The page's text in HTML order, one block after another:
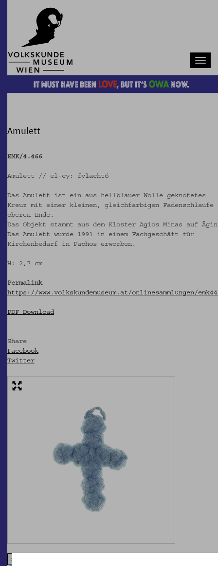
Amulett
EMK/4.466
Amulett // el-cy: fylachtó
Das Amulett ist ein aus hellblauer Wolle geknotetes
Kreuz mit einer kleinen, gleichfarbigen Fadenschlaufe
oberen Ende.
Das Objekt stammt aus dem Kloster Agios Minas auf
Das Amulett wurde 1991 in einem Fachgeschäft für
Kirchenbedarf in Paphos erworben.
H: 2,7 cm
Permalink
https://www.volkskundemuseum.at/onlinesammlungen/
PDF Download
Share
Facebook
Twitter
zoom in